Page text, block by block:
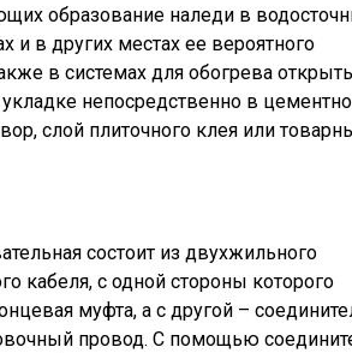
образование наледи в
и в других местах ее вероятного
в системах для обогрева
непосредственно в
слой плиточного клея или
состоит из двухжильного
кабеля, с одной стороны которого
муфта, а с другой –
провод. С помощью